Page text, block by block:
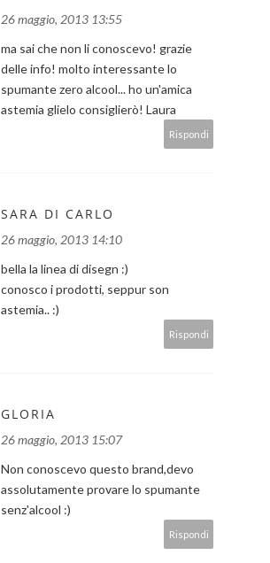
26 maggio, 2013 13:55
ma sai che non li conoscevo! grazie
delle info! molto interessante lo
spumante zero alcool... ho un'amica
astemia glielo consiglierò! Laura
Rispondi
SARA DI CARLO
26 maggio, 2013 14:10
bella la linea di disegn :)
conosco i prodotti, seppur son
astemia.. :)
Rispondi
GLORIA
26 maggio, 2013 15:07
Non conoscevo questo brand,devo
assolutamente provare lo spumante
senz'alcool :)
Rispondi